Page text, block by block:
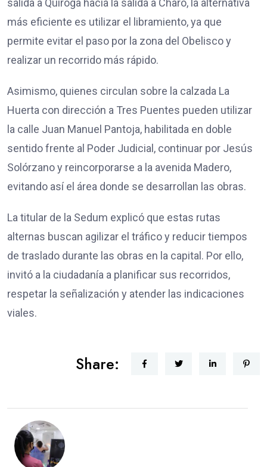
salida a Quiroga hacia la salida a Charo, la alternativa
más eficiente es utilizar el libramiento, ya que
permite evitar el paso por la zona del Obelisco y
realizar un recorrido más rápido.
Asimismo, quienes circulan sobre la calzada La
Huerta con dirección a Tres Puentes pueden utilizar
la calle Juan Manuel Pantoja, habilitada en doble
sentido frente al Poder Judicial, continuar por Jesús
Solórzano y reincorporarse a la avenida Madero,
evitando así el área donde se desarrollan las obras.
La titular de la Sedum explicó que estas rutas
alternas buscan agilizar el tráfico y reducir tiempos
de traslado durante las obras en la capital. Por ello,
invitó a la ciudadanía a planificar sus recorridos,
respetar la señalización y atender las indicaciones
viales.
Share: